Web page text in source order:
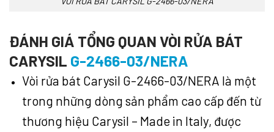
ĐÁNH GIÁ TỔNG QUAN VÒI RỬA BÁT
CARYSIL G-2466-03/NERA
Vòi rửa bát Carysil G-2466-03/NERA là một
trong những dòng sản phẩm cao cấp đến từ
thương hiệu Carysil – Made in Italy, được